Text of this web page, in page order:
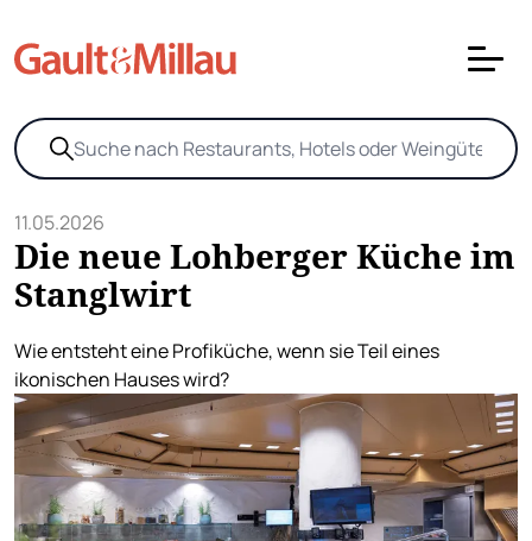
11.05.2026
Die neue Lohberger Küche im
Stanglwirt
Wie entsteht eine Profiküche, wenn sie Teil eines
ikonischen Hauses wird?